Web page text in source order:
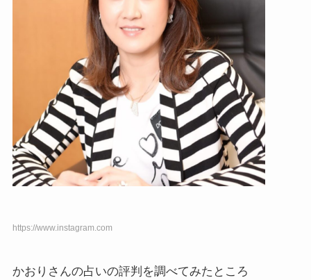
https://www.instagram.com
かおりさんの占いの評判を調べてみたところ